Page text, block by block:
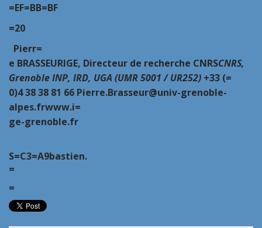
=EF=BB=BF
=20
Pierr=
e BRASSEURIGE, Directeur de recherche CNRSCNRS,
Grenoble INP, IRD, UGA (UMR 5001 / UR252) +33 (=
0)4 38 38 81 66 Pierre.Brasseur@univ-grenoble-
alpes.frwww.i=
ge-grenoble.fr
S=C3=A9bastien.
=
=